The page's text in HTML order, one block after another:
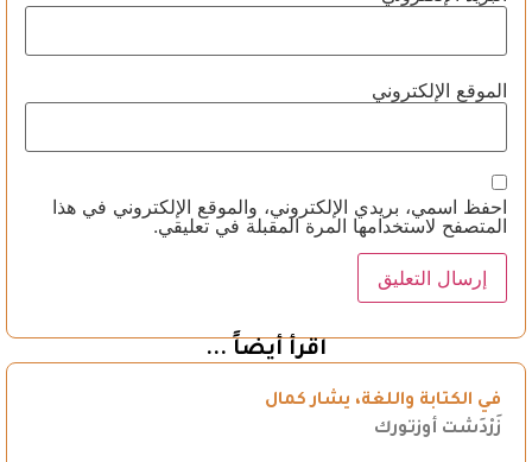
الموقع الإلكتروني
احفظ اسمي، بريدي الإلكتروني، والموقع الإلكتروني في هذا
المتصفح لاستخدامها المرة المقبلة في تعليقي.
اقرأ أيضاً ...
في الكتابة واللغة، يشار كمال
زَرْدَشت أوزتورك